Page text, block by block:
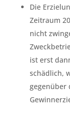
Die
Zeitraum
nicht
ist erst
schädlich,
gegenüber